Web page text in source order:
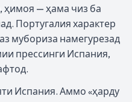
ҳимоя — ҳама чиз ба
Португалия характер
мубориза намегурезад
прессинги Испания,
Испания. Аммо «ҳарду